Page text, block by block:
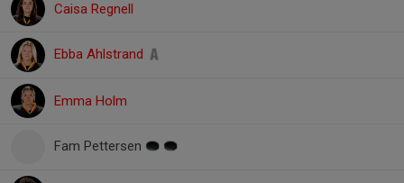
Caisa Regnell
Ebba Ahlstrand
Emma Holm
Fam Pettersen